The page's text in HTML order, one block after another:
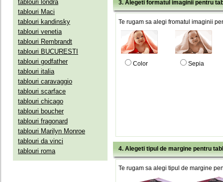
tablouri londra
tablouri Maci
tablouri kandinsky
tablouri venetia
tablouri Rembrandt
tablouri BUCURESTI
tablouri godfather
tablouri italia
tablouri caravaggio
tablouri scarface
tablouri chicago
tablouri boucher
tablouri fragonard
tablouri Marilyn Monroe
tablouri da vinci
tablouri roma
3. Alegeti formatul imaginii pentru
Te rugam sa alegi fromatul imaginii
Color Sepia
4. Alegeti tipul de margine pentru
Te rugam sa alegi tipul de margine